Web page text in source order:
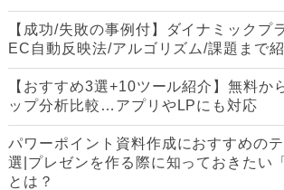
【成功/失敗の事例付】ダイナミックプ
EC自動反映法/アルゴリズム/課題まで
【おすすめ3選+10ツール紹介】無料か
ップ分析比較…アプリやLPにも対応
パワーポイント資料作成におすすめの
選|プレゼンを作る際に知っておきたい
とは？